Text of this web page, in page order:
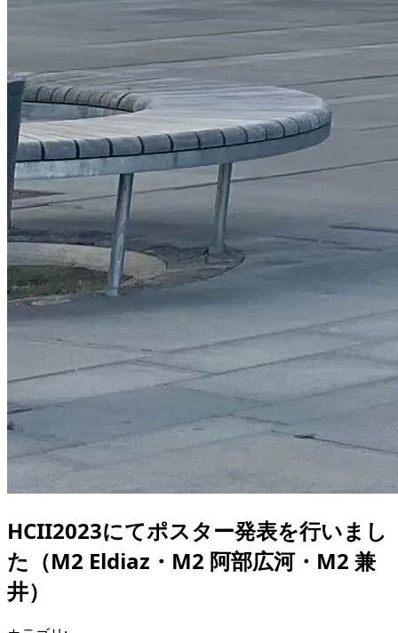
HCII2023にてポスター発表を行いまし
た（M2 Eldiaz・M2 阿部広河・M2 兼
井）